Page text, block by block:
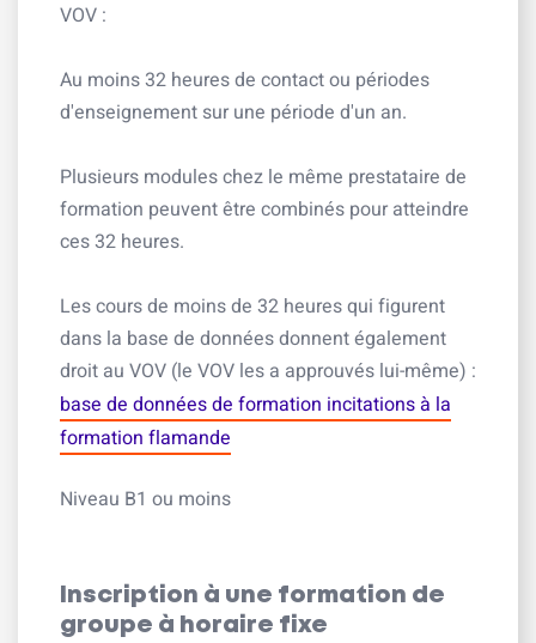
VOV :
Au moins 32 heures de contact ou périodes
d'enseignement sur une période d'un an.
Plusieurs modules chez le même prestataire de
formation peuvent être combinés pour atteindre
ces 32 heures.
Les cours de moins de 32 heures qui figurent
dans la base de données donnent également
droit au VOV (le VOV les a approuvés lui-même) :
base de données de formation incitations à la
formation flamande
Niveau B1 ou moins
Inscription à une formation de
groupe à horaire fixe